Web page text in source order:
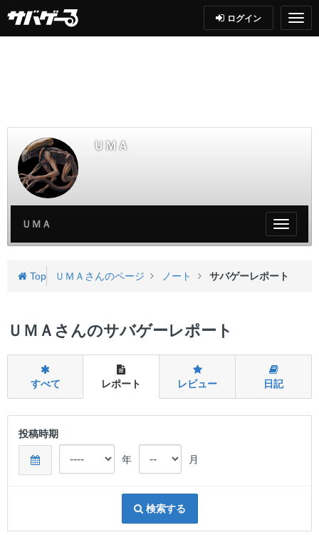
ログイン
ＵＭＡ
My
ペ
メ
ＵＭＡ
Top ＵＭＡさんのページ ノート サバゲーレポート
ＵＭＡさんのサバゲーレポート
すべて レポート レビュー 日記
投稿時期
年 月
検索する